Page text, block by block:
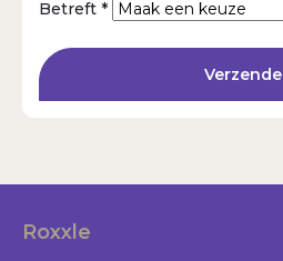
Betreft *
Roxxle